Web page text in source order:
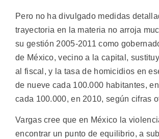
Pero no ha divulgado medidas
trayectoria en la materia no arroja
su gestión 2005-2011 como
de México, vecino a la capital,
al fiscal, y la tasa de homicidios en
de nueve cada 100.000 habitantes,
cada 100.000, en 2010, según cifras
Vargas cree que en México la
encontrar un punto de equilibrio, a